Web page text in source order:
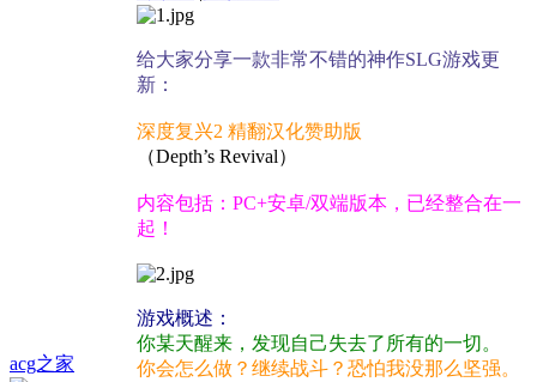
acg之家
给大家分享一款非常不错的神作SLG游戏更
新：
深度复兴2 精翻汉化赞助版
（Depth’s Revival）
内容包括：PC+安卓/双端版本，已经整合在一
起！
游戏概述：
你某天醒来，发现自己失去了所有的一切。
你会怎么做？继续战斗？恐怕我没那么坚强。